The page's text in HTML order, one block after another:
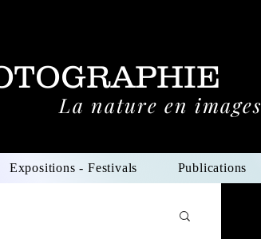
La nature en images
Expositions - Festivals Publications